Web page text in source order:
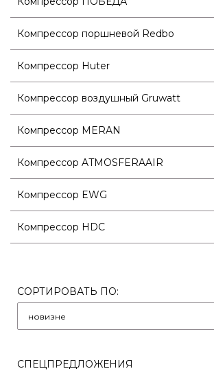
Компрессор поршневой Redbo
Компрессор Huter
Компрессор воздушный Gruwatt
Компрессор MERAN
Компрессор ATMOSFERAAIR
Компрессор EWG
Компрессор HDC
СОРТИРОВАТЬ ПО:
СПЕЦПРЕДЛОЖЕНИЯ